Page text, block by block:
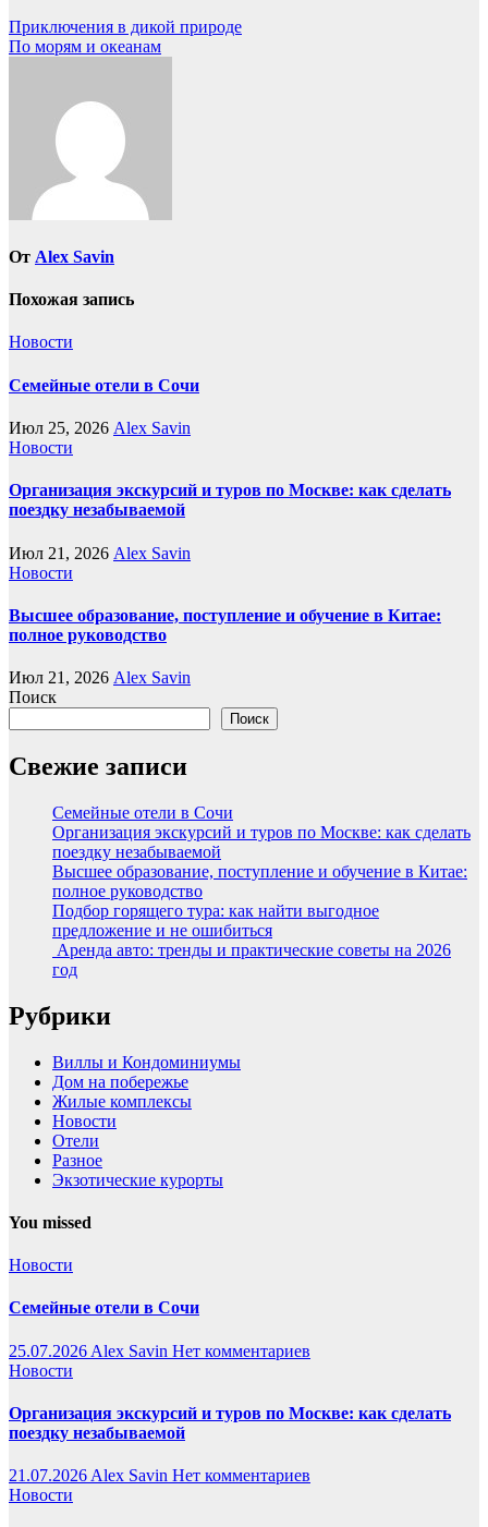
Навигация
по
Приключения в дикой природе
По морям и океанам
От Alex Savin
Похожая запись
Новости
Семейные отели в Сочи
Июл 25, 2026 Alex Savin
Новости
Организация экскурсий и туров по Москве: как сделать
поездку незабываемой
Июл 21, 2026 Alex Savin
Новости
Высшее образование, поступление и обучение в Китае:
полное руководство
Июл 21, 2026 Alex Savin
Поиск
Поиск
Свежие записи
Семейные отели в Сочи
Организация экскурсий и туров по Москве: как сделать
поездку незабываемой
Высшее образование, поступление и обучение в Китае:
полное руководство
Подбор горящего тура: как найти выгодное
предложение и не ошибиться
Аренда авто: тренды и практические советы на 2026
год
Рубрики
Виллы и Кондоминиумы
Дом на побережье
Жилые комплексы
Новости
Отели
Разное
Экзотические курорты
You missed
Новости
Семейные отели в Сочи
25.07.2026 Alex Savin Нет комментариев
Новости
Организация экскурсий и туров по Москве: как сделать
поездку незабываемой
21.07.2026 Alex Savin Нет комментариев
Новости